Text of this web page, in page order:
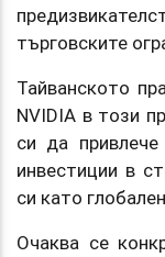
търговските
Тайванското
NVIDIA в този
си да привлече
инвестиции в
си като
Очаква се